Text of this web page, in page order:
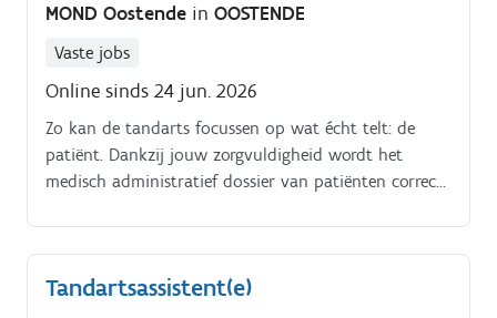
MOND Oostende in OOSTENDE
Vaste jobs
Online sinds 24 jun. 2026
Zo kan de tandarts focussen op wat écht telt: de
patiënt. Dankzij jouw zorgvuldigheid wordt het
medisch administratief dossier van patiënten correct
Tandartsassistent(e)